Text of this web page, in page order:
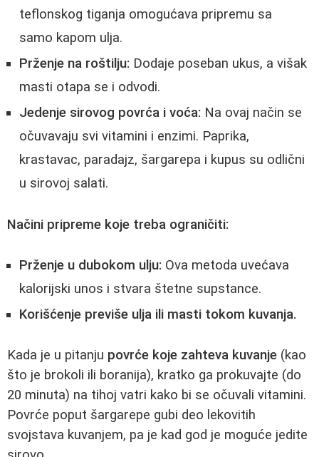
teflonskog tiganja omogućava pripremu sa
samo kapom ulja.
Prženje na roštilju: Dodaje poseban ukus, a višak
masti otapa se i odvodi.
Jedenje sirovog povrća i voća: Na ovaj način se
očuvavaju svi vitamini i enzimi. Paprika,
krastavac, paradajz, šargarepa i kupus su odlični
u sirovoj salati.
Načini pripreme koje treba ograničiti:
Prženje u dubokom ulju: Ova metoda uvećava
kalorijski unos i stvara štetne supstance.
Korišćenje previše ulja ili masti tokom kuvanja.
Kada je u pitanju povrće koje zahteva kuvanje (kao
što je brokoli ili boranija), kratko ga prokuvajte (do
20 minuta) na tihoj vatri kako bi se očuvali vitamini.
Povrće poput šargarepe gubi deo lekovitih
svojstava kuvanjem, pa je kad god je moguće jedite